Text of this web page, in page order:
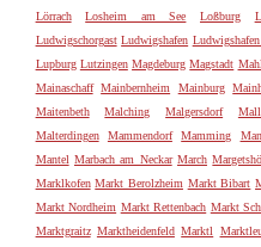
Lörrach
Losheim am See Loßburg
Ludwigschorgast Ludwigshafen
Lupburg Lutzingen Magdeburg Magstadt
Mainaschaff Mainbernheim Mainburg
Maitenbeth
Malching Malgersdorf
Malterdingen
Mammendorf Mamming
Mantel Marbach am Neckar March
Marklkofen Markt Berolzheim Markt Bibart
Markt Nordheim Markt Rettenbach Markt
Marktgraitz Marktheidenfeld Marktl